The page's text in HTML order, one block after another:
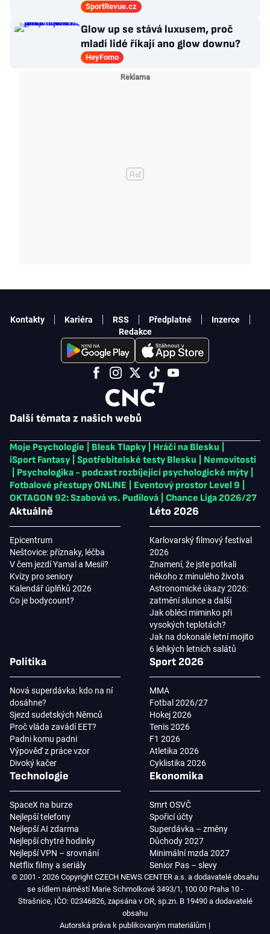
Drobný nejvíc zápasů v kariéře
SportRevue.cz
Glow up se stává luxusem, proč
mladí lidé říkají ano glow downu?
HeyFomo
Další témata z našich webů
Moje Psychologie Blesk Tlapky Hráči na Blesku
iSport Fantasy
Spotřebitelské testy Blesku
Nemovitosti
Psychologika - podcast rozbíjející psychologické mýty
Fotbalové přestupy ONLINE
Eventový prostor Level 9
OKTAGON 92: Szabová vs. Pudilová
Chance Liga 2026/27
Aktuálně
Epicentrum
Neštovice: příznaky, léčba
V čem jezdí Yamal a Mesii?
Kvízy pro seniory
Kalendář úplňků 2026
Co je bodycount?
Léto 2026
Karlovarský filmový festival
2026
Znamení, že jste potkali
někoho z minulého života
Astronomické úkazy 2026:
zatmění slunce a další
Jak obléci miminko při
vysokých teplotách?
Jak na dokonalé letní mojito
6 lehkých letních salátů
Politika
Nová superdávka: kdo na ní
dosáhne?
Sjezd sudetských Němců
Proč vláda zavádí EET?
Padni komu padni
Výpověď z práce vzor
Divoký kačer
Sport 2026
MMA
Fotbal 2026/27
Hokej 2026
Tenis 2026
F1 2026
Atletika 2026
Cyklistika 2026
Technologie
SpaceX na burze
Nejlepší telefony
Nejlepší AI zdarma
Nejlepší chytré hodinky
Nejlepší VPN – srovnání
Netflix filmy a seriály
Ekonomika
Smrt OSVČ
Spořicí účty
Superdávka – změny
Důchody 2027
Minimální mzda 2027
Senior Pas – slevy
Kontakty Kariéra RSS Předplatné
Inzerce
Redakce
© 2001 - 2026 Copyright CZECH NEWS CENTER a.s. a dodavatelé obsahu
se sídlem náměstí Marie Schmolkové 3493/1, 100 00 Praha 10 -
Strašnice, IČO: 02346826, zapsána v OR, sp.zn. B 19490 a dodavatelé
obsahu
Autorská práva k publikovaným materiálům